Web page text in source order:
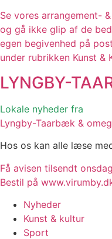
Se vores arrangement-
og gå ikke glip af de
egen begivenhed på
under rubrikken Kunst &
LYNGBY-
Lokale nyheder fra
Lyngby-Taarbæk &
Hos os kan alle læse
Få avisen tilsendt
Bestil på
Nyheder
Kunst & kultur
Sport